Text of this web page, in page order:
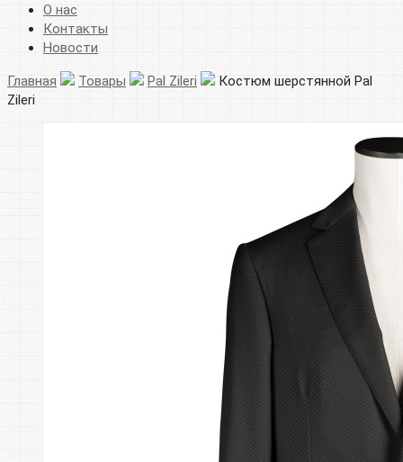
О нас
Контакты
Новости
Главная Товары Pal Zileri
Костюм шерстянной Pal
Zileri